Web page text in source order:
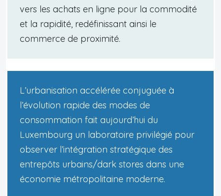
vers les achats en ligne pour la commodité
et la rapidité, redéfinissant ainsi le
commerce de proximité.
L’urbanisation accélérée conjuguée à
l’évolution rapide des modes de
consommation fait aujourd’hui du
Luxembourg un laboratoire privilégié pour
observer l’intégration stratégique des
entrepôts urbains/dark stores dans une
économie métropolitaine moderne.